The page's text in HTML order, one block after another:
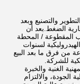
والتصنيع وبعد
الضغط.بعد أن
المقطوعة / المحطة
لسنوات
من فرق ما بعد البيع
للشركة.
الغنية والخبرة
الجودة، والالتزام